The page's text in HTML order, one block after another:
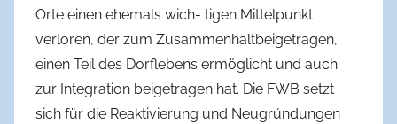
Orte einen ehemals wich- tigen Mittelpunkt
verloren, der zum Zusammenhaltbeigetragen,
einen Teil des Dorflebens ermöglicht und auch
zur Integration beigetragen hat. Die FWB setzt
sich für die Reaktivierung und Neugründungen